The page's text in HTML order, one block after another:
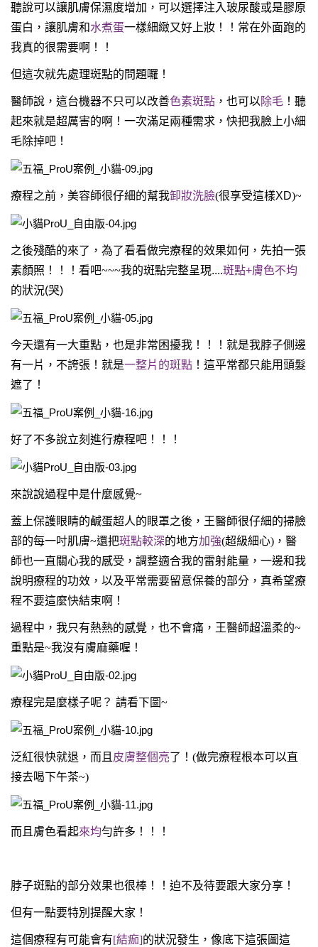
聽說可以讓肌膚保濕度增加，可以選擇注入玻尿酸或是膠原
蛋白，讓肌膚和水煮蛋一樣細緻又好上妝！！常在外面跑的
我真的很需要啊！！
但這次就先處理斑點的問題囉！
醫師說，這台機器不只可以改善色素斑點 ，也可以除毛 ！聽
起來就是超厲害的啊！一次滿足兩種需求，快把我臉上小細
毛除掉吧！
療程之前，美容師很仔細的幫我卸妝洗臉(很享受這樣XD)~
之後殘酷的來了，為了看看做完療程的效果如何，先拍一張
素顏照！！！看吧~~~我的斑點完整呈現....斑點+膚色不均
的狀況(哭)
今天還有一大重點，也是非常困擾我！！！就是我脖子側邊
有一片，不誇張！就是一整片的斑點 ！這平常都只能用頭髮
遮了！
好了不多說立刻進行療程吧！！！
來說說過程中是什麼感覺~
蓋上保護眼睛的鹹蛋超人的眼罩之後，王醫師很仔細的掃臉
部的每一吋肌膚~還把斑點較深的地方加強(超級細心)，醫
師也一直關心我的感受，調整適合我的雷射能量，一邊和我
說明療程的功效，以及平常需要留意保養的部分，真希望療
程不要這麼快結束啊！
過程中，我只有熱熱的感覺，也不會痛，王醫師超溫柔的~
重點是~我沒有膚麻藥喔！
療程完是麼樣子呢？ 請看下圖~
泛紅很快就退，而且 皮膚整個亮了！(做完療程根本可以直
接去喝下午茶~)
而且膚色看起來均勻許多！！！
脖子斑點的部分效果也很棒！！迫不及待要跟大家分享！
但有一點要特別提醒大家！
這個療程有可能會有[結痂]的狀況發生，像底下這張圖這